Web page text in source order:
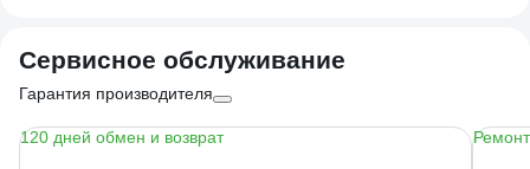
Сервисное обслуживание
Гарантия производителя
120 дней обмен и возврат